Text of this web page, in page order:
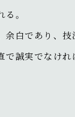
。
白であり、技
誠実でなけれ